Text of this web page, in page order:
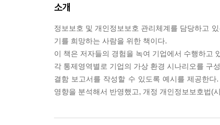
소개
정보보호 및 개인정보보호 관리체계를 담당하고
기를 희망하는 사람을 위한 책이다.
이 책은 저자들의 경험을 녹여 기업에서 수행하고
각 통제영역별로 기업의 가상 환경 시나리오를 구
결함 보고서를 작성할 수 있도록 예시를 제공한
영향을 분석해서 반영했고, 개정 개인정보보호법(